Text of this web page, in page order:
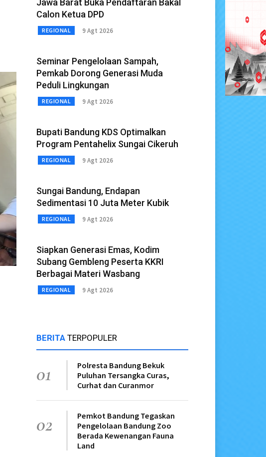
Jawa Barat Buka Pendaftaran Bakal
Calon Ketua DPD
REGIONAL 9 Agt 2026
Seminar Pengelolaan Sampah,
Pemkab Dorong Generasi Muda
Peduli Lingkungan
REGIONAL 9 Agt 2026
Bupati Bandung KDS Optimalkan
Program Pentahelix Sungai Cikeruh
REGIONAL 9 Agt 2026
Sungai Bandung, Endapan
Sedimentasi 10 Juta Meter Kubik
REGIONAL 9 Agt 2026
Siapkan Generasi Emas, Kodim
Subang Gembleng Peserta KKRI
Berbagai Materi Wasbang
REGIONAL 9 Agt 2026
BERITA TERPOPULER
01
Polresta Bandung Bekuk
Puluhan Tersangka Curas,
Curhat dan Curanmor
02
Pemkot Bandung Tegaskan
Pengelolaan Bandung Zoo
Berada Kewenangan Fauna
Land